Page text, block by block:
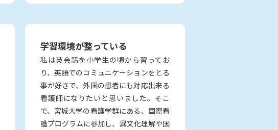
学習環境が整っている
私は英会話を小学生の頃から習ってお
り、英語でのコミュニケーションをとる
事が好きで、外国の患者にも対応出来る
看護師になりたいと思いました。そこ
で、宮城大学の看護学群にある、国際看
護プログラムに参加し、異文化理解や国